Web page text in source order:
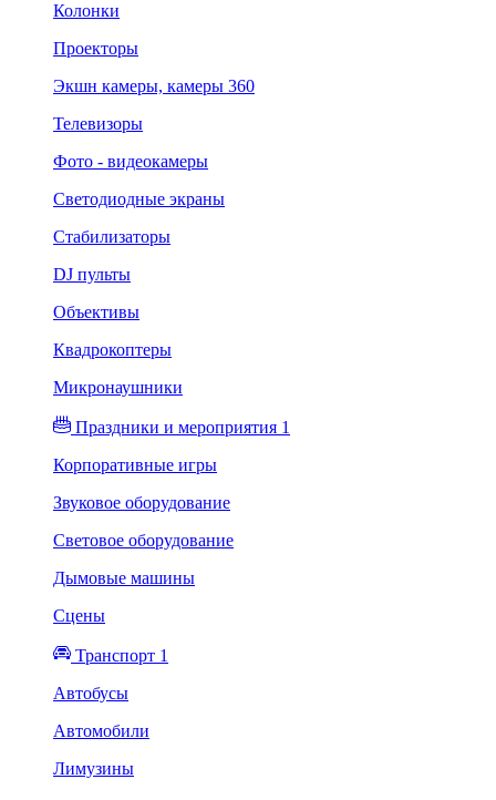
Колонки
Проекторы
Экшн камеры, камеры 360
Телевизоры
Фото - видеокамеры
Светодиодные экраны
Стабилизаторы
DJ пульты
Объективы
Квадрокоптеры
Микронаушники
Праздники и мероприятия 1
Корпоративные игры
Звуковое оборудование
Световое оборудование
Дымовые машины
Сцены
Транспорт 1
Автобусы
Автомобили
Лимузины